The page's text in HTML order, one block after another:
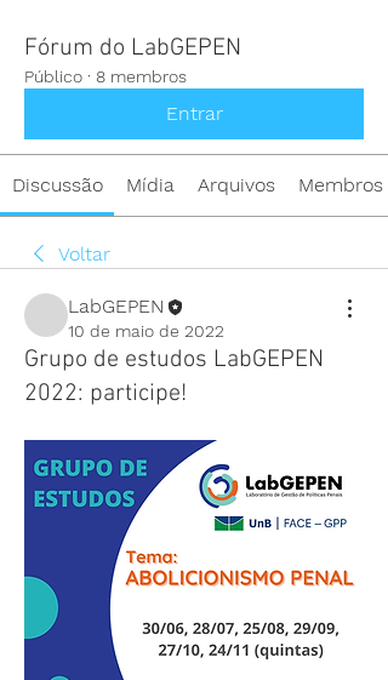
Fórum do LabGEPEN
Público · 8 membros
Entrar
Discussão Mídia Arquivos Membros
Voltar
LabGEPEN
10 de maio de 2022
Grupo de estudos LabGEPEN
2022: participe!